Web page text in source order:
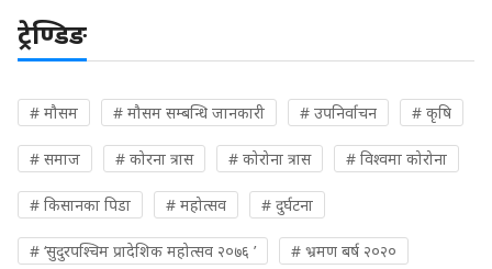
ट्रेण्डिङ
# मौसम # मौसम सम्बन्धि जानकारी # उपनिर्वाचन # कृषि
# समाज # कोरना त्रास # कोरोना त्रास # विश्वमा कोरोना
# किसानका पिडा # महोत्सव # दुर्घटना
# ‘सुदुरपश्चिम प्रादेशिक महोत्सव २०७६ ’ # भ्रमण बर्ष २०२०